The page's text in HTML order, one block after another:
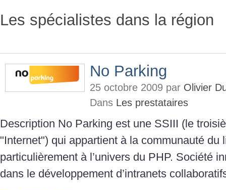
Les spécialistes dans la région
No Parking
25 octobre 2009 par Olivier
Dans Les prestataires
Description No Parking est une SSIII (le
"Internet") qui appartient à la communauté du
particulièrement à l’univers du PHP. Société
dans le développement d’intranets